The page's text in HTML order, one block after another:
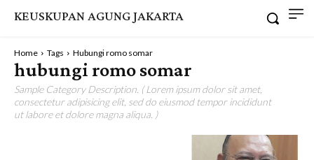
KEUSKUPAN AGUNG JAKARTA
Home Tags Hubungi romo somar
hubungi romo somar
Sample Category Description. ( Lorem ipsum dolor sit amet,
consectetur adipisicing elit, sed do eiusmod tempor incididunt
ut labore et dolore magna aliqua. )